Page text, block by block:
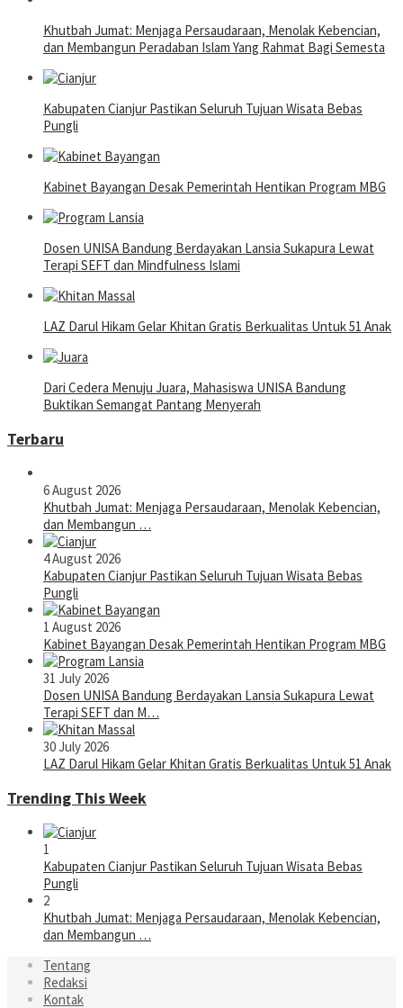
Khutbah Jumat: Menjaga Persaudaraan, Menolak Kebencian,
dan Membangun Peradaban Islam Yang Rahmat Bagi Semesta
Kabupaten Cianjur Pastikan Seluruh Tujuan Wisata Bebas
Pungli
Kabinet Bayangan Desak Pemerintah Hentikan Program MBG
Dosen UNISA Bandung Berdayakan Lansia Sukapura Lewat
Terapi SEFT dan Mindfulness Islami
LAZ Darul Hikam Gelar Khitan Gratis Berkualitas Untuk 51 Anak
Dari Cedera Menuju Juara, Mahasiswa UNISA Bandung
Buktikan Semangat Pantang Menyerah
Terbaru
6 August 2026
Khutbah Jumat: Menjaga Persaudaraan, Menolak Kebencian,
dan Membangun …
4 August 2026
Kabupaten Cianjur Pastikan Seluruh Tujuan Wisata Bebas
Pungli
1 August 2026
Kabinet Bayangan Desak Pemerintah Hentikan Program MBG
31 July 2026
Dosen UNISA Bandung Berdayakan Lansia Sukapura Lewat
Terapi SEFT dan M…
30 July 2026
LAZ Darul Hikam Gelar Khitan Gratis Berkualitas Untuk 51 Anak
Trending This Week
1
Kabupaten Cianjur Pastikan Seluruh Tujuan Wisata Bebas
Pungli
2
Khutbah Jumat: Menjaga Persaudaraan, Menolak Kebencian,
dan Membangun …
Tentang
Redaksi
Kontak